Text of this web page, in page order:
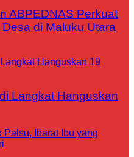
ABPEDNAS Perkuat
di Maluku Utara
Langkat Hanguskan